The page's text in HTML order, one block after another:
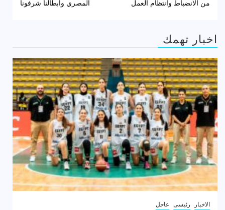
المصري وأبطالنا شرفونا من الانضباط وانتظام العمل
اخبار تهمك
الاخبار رئيسى عاجل